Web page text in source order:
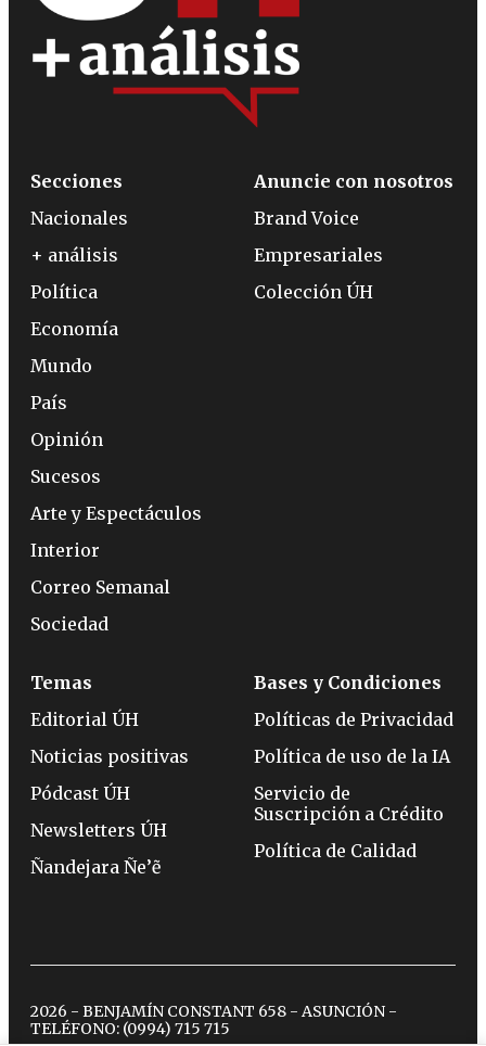
Secciones
Nacionales
+ análisis
Política
Economía
Mundo
País
Opinión
Sucesos
Arte y Espectáculos
Interior
Correo Semanal
Sociedad
Anuncie con nosotros
Brand Voice
Empresariales
Colección ÚH
Temas
Editorial ÚH
Noticias positivas
Pódcast ÚH
Newsletters ÚH
Ñandejara Ñe’ẽ
Bases y Condiciones
Políticas de Privacidad
Política de uso de la IA
Servicio de
Suscripción a Crédito
Política de Calidad
2026 - BENJAMÍN CONSTANT 658 - ASUNCIÓN -
TELÉFONO: (0994) 715 715